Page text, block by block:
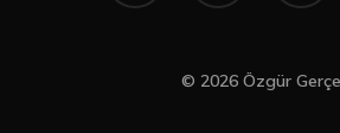
© 2026 Özgür